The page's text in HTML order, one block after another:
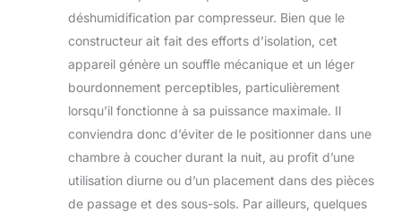
déshumidification par compresseur. Bien que le
constructeur ait fait des efforts d’isolation, cet
appareil génère un souffle mécanique et un léger
bourdonnement perceptibles, particulièrement
lorsqu’il fonctionne à sa puissance maximale. Il
conviendra donc d’éviter de le positionner dans une
chambre à coucher durant la nuit, au profit d’une
utilisation diurne ou d’un placement dans des pièces
de passage et des sous-sols. Par ailleurs, quelques